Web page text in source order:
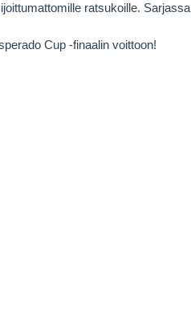
ratsukoille. Sarjassa
Cup -finaalin voittoon!